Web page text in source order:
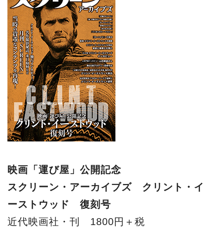
映画「運び屋」公開記念
スクリーン・アーカイブズ クリント・イ
ーストウッド 復刻号
近代映画社・刊 1800円＋税